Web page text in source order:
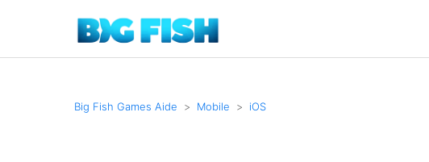
Big Fish Games Aide Mobile iOS